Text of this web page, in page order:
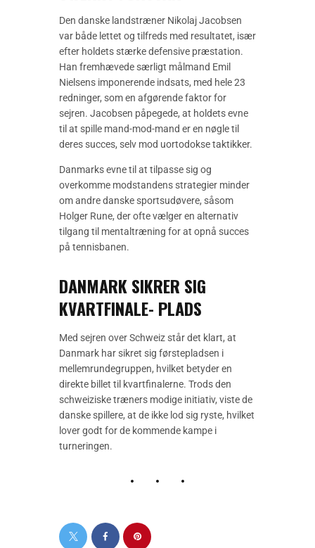
Den danske landstræner Nikolaj Jacobsen
var både lettet og tilfreds med resultatet, især
efter holdets stærke defensive præstation.
Han fremhævede særligt målmand Emil
Nielsens imponerende indsats, med hele 23
redninger, som en afgørende faktor for
sejren. Jacobsen påpegede, at holdets evne
til at spille mand-mod-mand er en nøgle til
deres succes, selv mod uortodokse taktikker.
Danmarks evne til at tilpasse sig og
overkomme modstandens strategier minder
om andre danske sportsudøvere, såsom
Holger Rune, der ofte vælger en alternativ
tilgang til mentaltræning for at opnå succes
på tennisbanen.
DANMARK SIKRER SIG
KVARTFINALE- PLADS
Med sejren over Schweiz står det klart, at
Danmark har sikret sig førstepladsen i
mellemrundegruppen, hvilket betyder en
direkte billet til kvartfinalerne. Trods den
schweiziske træners modige initiativ, viste de
danske spillere, at de ikke lod sig ryste, hvilket
lover godt for de kommende kampe i
turneringen.